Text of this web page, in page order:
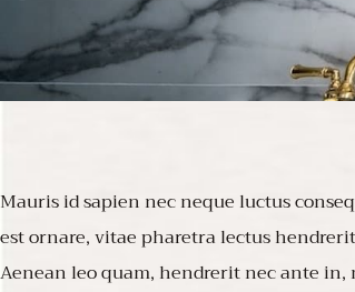
Mauris id sapien nec neque luctus
est ornare, vitae pharetra lectus
Aenean leo quam, hendrerit nec ante